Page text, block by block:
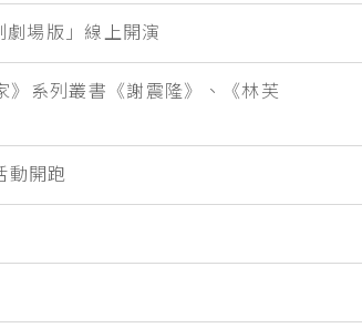
場版」線上開演
系列叢書《謝震隆》、《林芙
動開跑